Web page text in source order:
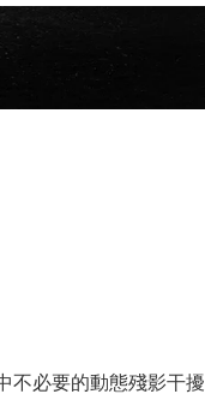
不必要的動態殘影干擾